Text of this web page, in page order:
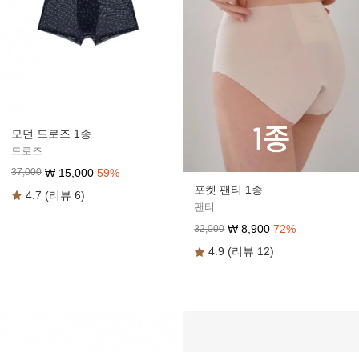
모던 드로즈 1종
드로즈
37,000 ₩ 15,000 59%
4.7 (리뷰 6)
포켓 팬티 1종
팬티
32,000 ₩8,900 72%
4.9 (리뷰 12)